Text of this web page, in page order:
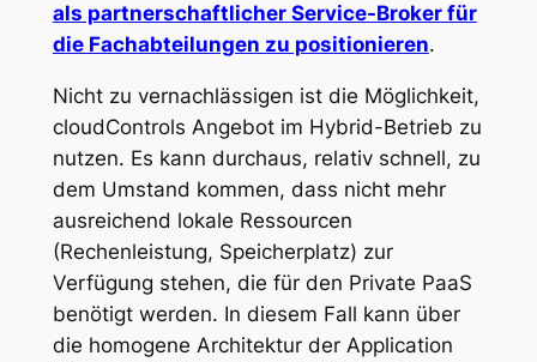
als partnerschaftlicher Service-Broker für
die Fachabteilungen zu positionieren.
Nicht zu vernachlässigen ist die Möglichkeit,
cloudControls Angebot im Hybrid-Betrieb zu
nutzen. Es kann durchaus, relativ schnell, zu
dem Umstand kommen, dass nicht mehr
ausreichend lokale Ressourcen
(Rechenleistung, Speicherplatz) zur
Verfügung stehen, die für den Private PaaS
benötigt werden. In diesem Fall kann über
die homogene Architektur der Application